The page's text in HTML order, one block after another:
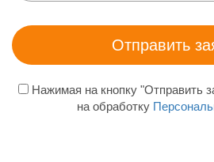
Нажимая на кнопку "Отправить
на обработку